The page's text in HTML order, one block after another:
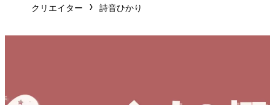
クリエイター 詩音ひかり